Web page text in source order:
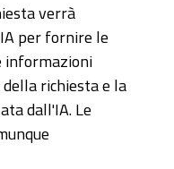
verrà
per fornire le
informazioni
richiesta e la
dall'IA. Le